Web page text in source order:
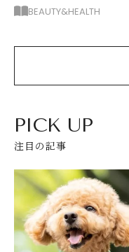
BEAUTY&HEALTH
PICK UP
注目の記事